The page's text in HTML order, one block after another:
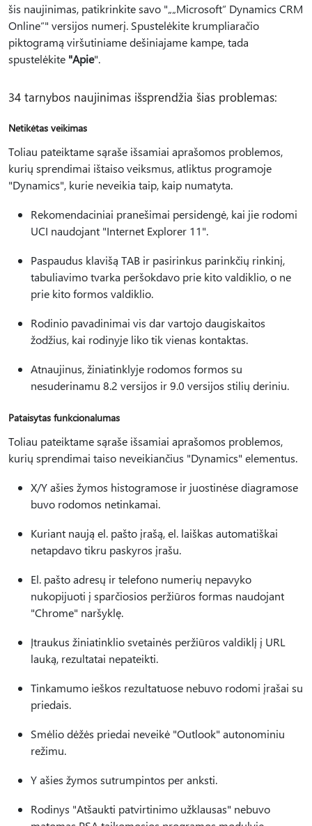
šis naujinimas, patikrinkite savo "„„Microsoft“ Dynamics CRM
Online“" versijos numerį. Spustelėkite krumpliaračio
piktogramą viršutiniame dešiniajame kampe, tada
spustelėkite "Apie".
34 tarnybos naujinimas išsprendžia šias problemas:
Netikėtas veikimas
Toliau pateiktame sąraše išsamiai aprašomos problemos,
kurių sprendimai ištaiso veiksmus, atliktus programoje
"Dynamics", kurie neveikia taip, kaip numatyta.
Rekomendaciniai pranešimai persidengė, kai jie rodomi
UCI naudojant "Internet Explorer 11".
Paspaudus klavišą TAB ir pasirinkus parinkčių rinkinį,
tabuliavimo tvarka peršokdavo prie kito valdiklio, o ne
prie kito formos valdiklio.
Rodinio pavadinimai vis dar vartojo daugiskaitos
žodžius, kai rodinyje liko tik vienas kontaktas.
Atnaujinus, žiniatinklyje rodomos formos su
nesuderinamu 8.2 versijos ir 9.0 versijos stilių deriniu.
Pataisytas funkcionalumas
Toliau pateiktame sąraše išsamiai aprašomos problemos,
kurių sprendimai taiso neveikiančius "Dynamics" elementus.
X/Y ašies žymos histogramose ir juostinėse diagramose
buvo rodomos netinkamai.
Kuriant naują el. pašto įrašą, el. laiškas automatiškai
netapdavo tikru paskyros įrašu.
El. pašto adresų ir telefono numerių nepavyko
nukopijuoti į sparčiosios peržiūros formas naudojant
"Chrome" naršyklę.
Įtraukus žiniatinklio svetainės peržiūros valdiklį į URL
lauką, rezultatai nepateikti.
Tinkamumo ieškos rezultatuose nebuvo rodomi įrašai su
priedais.
Smėlio dėžės priedai neveikė "Outlook" autonominiu
režimu.
Y ašies žymos sutrumpintos per anksti.
Rodinys "Atšaukti patvirtinimo užklausas" nebuvo